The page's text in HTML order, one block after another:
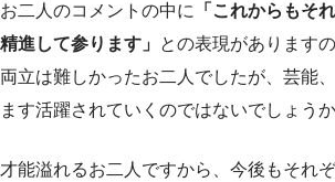
お二人のコメントの中に
「これからもそ
精進して参ります」 との表現があります
両立は難しかったお二人でしたが、芸能
ます活躍されていくのではないでしょうか
才能溢れるお二人ですから、今後もそれ